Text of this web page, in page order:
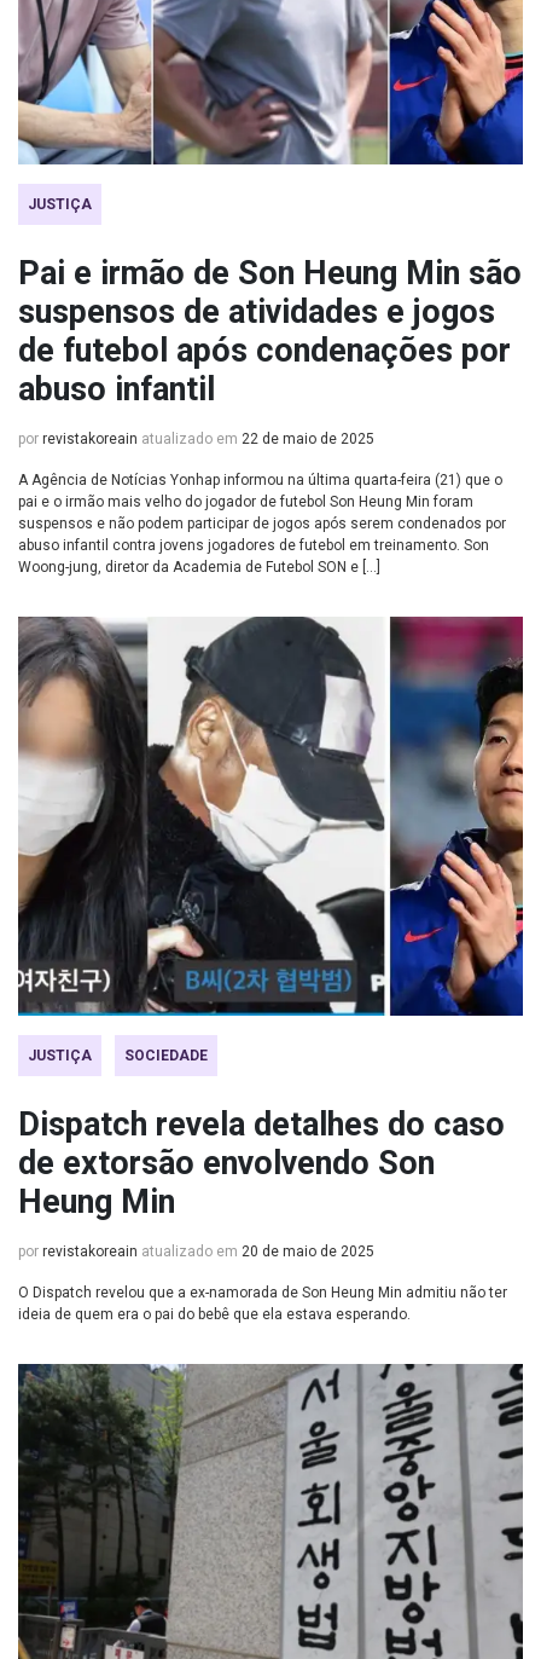
JUSTIÇA
Pai e irmão de Son Heung Min são
suspensos de atividades e jogos
de futebol após condenações por
abuso infantil
por revistakoreain atualizado em 22 de maio de 2025
A Agência de Notícias Yonhap informou na última quarta-feira (21) que o
pai e o irmão mais velho do jogador de futebol Son Heung Min foram
suspensos e não podem participar de jogos após serem condenados por
abuso infantil contra jovens jogadores de futebol em treinamento. Son
Woong-jung, diretor da Academia de Futebol SON e […]
JUSTIÇA SOCIEDADE
Dispatch revela detalhes do caso
de extorsão envolvendo Son
Heung Min
por revistakoreain atualizado em 20 de maio de 2025
O Dispatch revelou que a ex-namorada de Son Heung Min admitiu não ter
ideia de quem era o pai do bebê que ela estava esperando.